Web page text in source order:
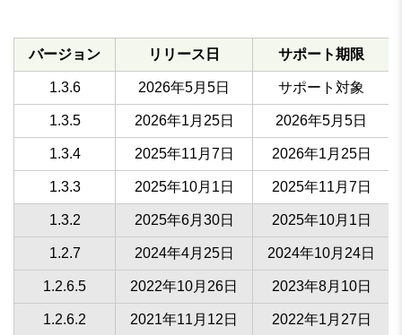
バージョン リリース日 サポート期限
1.3.6 2026年5月5日 サポート対象
1.3.5 2026年1月25日 2026年5月5日
1.3.4 2025年11月7日 2026年1月25日
1.3.3 2025年10月1日 2025年11月7日
1.3.2 2025年6月30日 2025年10月1日
1.2.7 2024年4月25日 2024年10月24日
1.2.6.5 2022年10月26日 2023年8月10日
1.2.6.2 2021年11月12日 2022年1月27日